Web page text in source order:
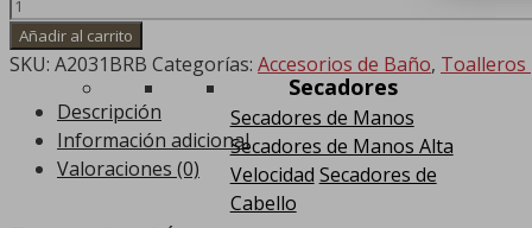
Secadores
Secadores de Manos
Secadores de Manos Alta
Velocidad Secadores de
Cabello
de
Anilla
cantidad
Añadir al carrito
SKU: A2031BRB Categorías: Accesorios de Baño, Toalleros
Descripción
Información adicional
Valoraciones (0)